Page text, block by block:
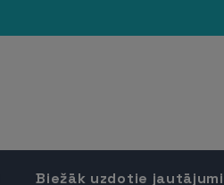
Biežāk uzdotie jautājumi